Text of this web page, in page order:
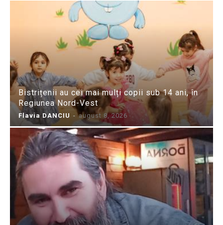
Bistrițenii au cei mai mulți copii sub 14 ani, în
Regiunea Nord-Vest
Flavia DANCIU - august 8, 2026